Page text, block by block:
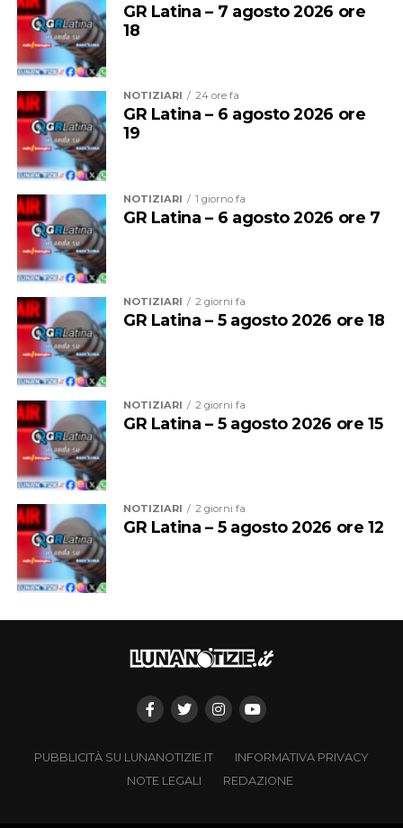
GR Latina – 7 agosto 2026 ore
18
NOTIZIARI 24 ore fa
GR Latina – 6 agosto 2026 ore
19
NOTIZIARI 1 giorno fa
GR Latina – 6 agosto 2026 ore 7
NOTIZIARI 2 giorni fa
GR Latina – 5 agosto 2026 ore 18
NOTIZIARI 2 giorni fa
GR Latina – 5 agosto 2026 ore 15
NOTIZIARI 2 giorni fa
GR Latina – 5 agosto 2026 ore 12
PUBBLICITÀ SU LUNANOTIZIE.IT
INFORMATIVA PRIVACY
NOTE LEGALI
REDAZIONE